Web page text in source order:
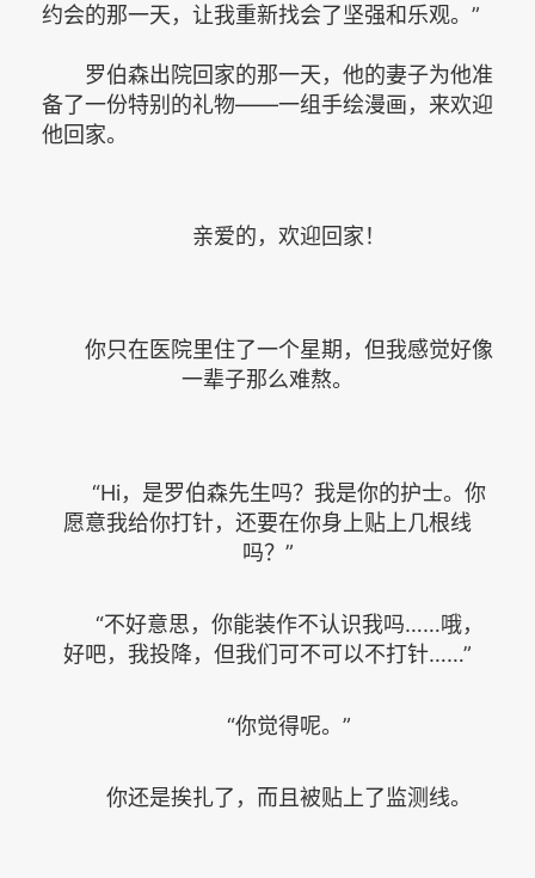
约会的那一天，让我重新找会了坚强和乐观。”
罗伯森出院回家的那一天，他的妻子为他准
备了一份特别的礼物——一组手绘漫画，来欢迎
他回家。
亲爱的，欢迎回家！
你只在医院里住了一个星期，但我感觉好像
一辈子那么难熬。
“Hi，是罗伯森先生吗？我是你的护士。你
愿意我给你打针，还要在你身上贴上几根线
吗？”
“不好意思，你能装作不认识我吗……哦，
好吧，我投降，但我们可不可以不打针……”
“你觉得呢。”
你还是挨扎了，而且被贴上了监测线。